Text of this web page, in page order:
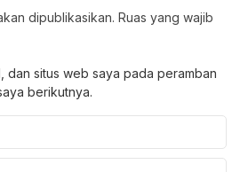
dipublikasikan. Ruas yang wajib
dan situs web saya pada peramban
berikutnya.